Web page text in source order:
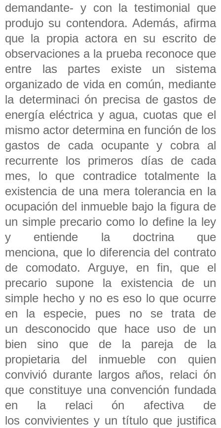
demandante- y con la testimonial que
produjo su contendora. Además, afirma
que la propia actora en su escrito de
observaciones a la prueba reconoce que
entre las partes existe un sistema
organizado de vida en común, mediante
la determinaci ón precisa de gastos de
energía eléctrica y agua, cuotas que el
mismo actor determina en función de los
gastos de cada ocupante y cobra al
recurrente los primeros días de cada
mes, lo que contradice totalmente la
existencia de una mera tolerancia en la
ocupación del inmueble bajo la figura de
un simple precario como lo define la ley
y entiende la doctrina que
menciona, que lo diferencia del contrato
de comodato. Arguye, en fin, que el
precario supone la existencia de un
simple hecho y no es eso lo que ocurre
en la especie, pues no se trata de
un desconocido que hace uso de un
bien sino que de la pareja de la
propietaria del inmueble con quien
convivió durante largos años, relaci ón
que constituye una convención fundada
en la relaci ón afectiva de
los convivientes y un título que justifica